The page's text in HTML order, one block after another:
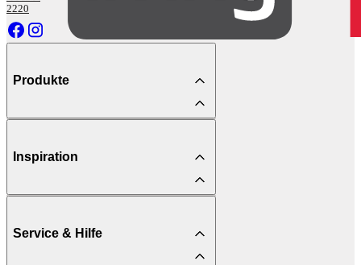
2220
Produkte
Inspiration
Service & Hilfe